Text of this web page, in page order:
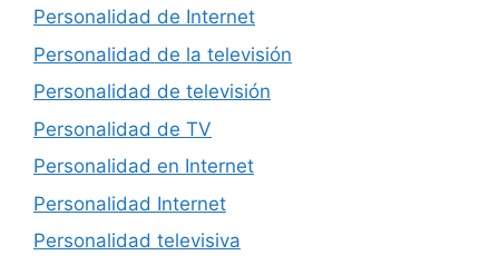
Personalidad de Internet
Personalidad de la televisión
Personalidad de televisión
Personalidad de TV
Personalidad en Internet
Personalidad Internet
Personalidad televisiva